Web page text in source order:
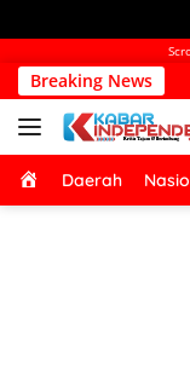
Breaking News
Tingkatkan
Home
Daerah